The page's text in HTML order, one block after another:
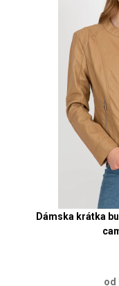
Dámska krátka
od